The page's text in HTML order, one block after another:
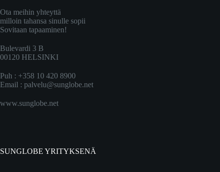
Ota meihin yhteyttä
milloin tahansa sinulle sopii
Sovitaan tapaaminen!
Bulevardi 3 B
00120 HELSINKI
Puh : +358 10 420 8900
Email : palvelu@sunglobe.net
www.sunglobe.net
SUNGLOBE YRITYKSENÄ